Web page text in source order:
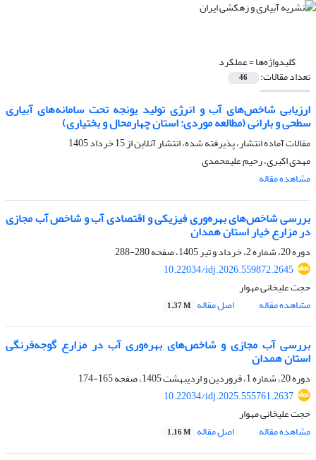
کلیدواژه‌ها =عملکرد
تعداد مقالات: 46
ارزیابی شاخص‌های آب و انرژی تولید یونجه تحت سامانه‌های آبیاری
سطحی و بارانی (مطالعه موردی: استان چهارمحال و بختیاری)
مقالات آماده انتشار، پذیرفته شده، انتشار آنلاین از15 خرداد 1405
مهدی اکبری، رحیم علیمحمدی
مشاهده مقاله
بررسی شاخص‌های بهره‌وری فیزیکی و اقتصادی آب و شاخص آب مجازی
در مزارع خیار استان همدان
دوره 20، شماره 2، خرداد و تیر 1405، صفحه
280-288
10.22034/idj.2026.559872.2645
حجت علیخانی مهوار
مشاهده مقاله
اصل مقاله 1.37 M
بررسی آب مجازی و شاخص‌های بهره‌وری آب در مزارع گوجه‌فرنگی
استان همدان
دوره 20، شماره 1، فروردین و اردیبهشت 1405، صفحه
165-174
10.22034/idj.2025.555761.2637
حجت علیخانی مهوار
مشاهده مقاله
اصل مقاله 1.16 M